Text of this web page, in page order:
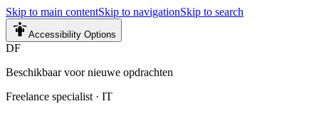
Skip to main contentSkip to navigationSkip to search
Accessibility Options
DF
Beschikbaar voor nieuwe opdrachten
Freelance specialist · IT